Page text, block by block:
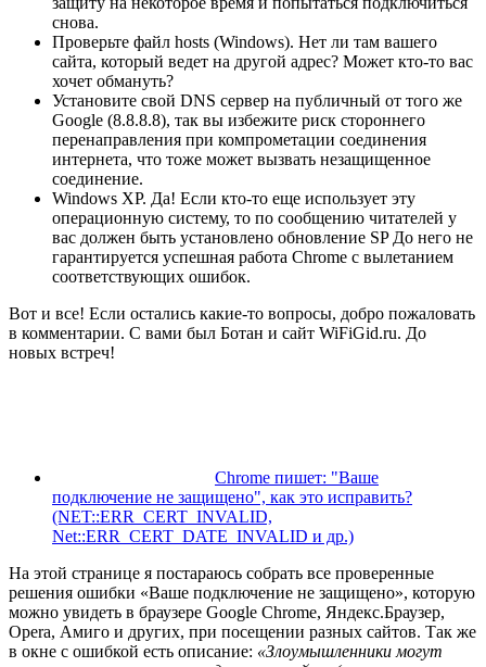
снова.
Проверьте файл hosts (Windows). Нет ли там вашего
сайта, который ведет на другой адрес? Может кто-то вас
хочет обмануть?
Установите свой DNS сервер на публичный от того же
Google (8.8.8.8), так вы избежите риск стороннего
перенаправления при компрометации соединения
интернета, что тоже может вызвать незащищенное
соединение.
Windows XP. Да! Если кто-то еще использует эту
операционную систему, то по сообщению читателей у
вас должен быть установлено обновление SP До него не
гарантируется успешная работа Chrome с вылетанием
соответствующих ошибок.
Вот и все! Если остались какие-то вопросы, добро пожаловать
в комментарии. С вами был Ботан и сайт WiFiGid.ru. До
новых встреч!
Chrome пишет: "Ваше
подключение не защищено", как это исправить?
(NET::ERR_CERT_INVALID,
Net::ERR_CERT_DATE_INVALID и др.)
На этой странице я постараюсь собрать все проверенные
решения ошибки «Ваше подключение не защищено», которую
можно увидеть в браузере Google Chrome, Яндекс.Браузер,
Opera, Амиго и других, при посещении разных сайтов. Так же
в окне с ошибкой есть описание: «Злоумышленники могут